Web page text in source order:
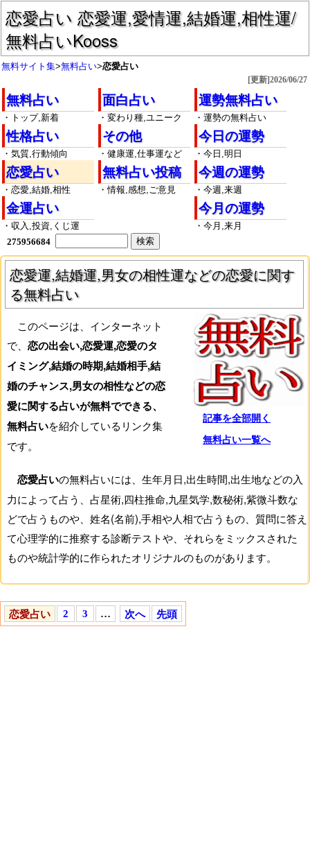
恋愛占い 恋愛運,愛情運,結婚運,相性運/
無料占いKooss
無料サイト集>無料占い>恋愛占い
[更新]2026/06/27
無料占い
・トップ,新着
性格占い
・気質,行動傾向
恋愛占い
・恋愛,結婚,相性
金運占い
・収入,投資,くじ運
面白占い
・変わり種,ユニーク
その他
・健康運,仕事運など
無料占い投稿
・情報,感想,ご意見
運勢無料占い
・運勢の無料占い
今日の運勢
・今日,明日
今週の運勢
・今週,来週
今月の運勢
・今月,来月
275956684
恋愛運,結婚運,男女の相性運などの恋愛に関す
る無料占い
記事を全部開く
無料占い一覧へ
このページは、インターネット
で、 恋の出会い,恋愛運,恋愛のタ
イミング,結婚の時期,結婚相手,結
婚のチャンス,男女の相性などの恋
愛に関する占いが無料でできる、
無料占いを紹介しているリンク集
です。
恋愛占いの無料占いには、生年月日,出生時間,出生地などの入
力によって占う、占星術,四柱推命,九星気学,数秘術,紫微斗数な
どで占うものや、姓名(名前),手相や人相で占うもの、質問に答え
て心理学的に推察する診断テストや、それらをミックスされた
ものや統計学的に作られたオリジナルのものがあります。
校,趣味,旅行などや、その相手の特徴などを占います。また、ど
うすれば恋愛が上手く発展するかなどのヒントやアドバイスを
恋愛占い 2 3 … 次へ 先頭